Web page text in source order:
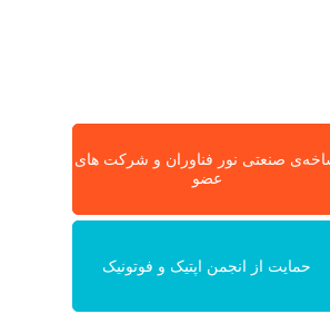
صنعتی نور فناوران و شرکت های
عضو
حمایت از انجمن اپتیک و فوتونیک